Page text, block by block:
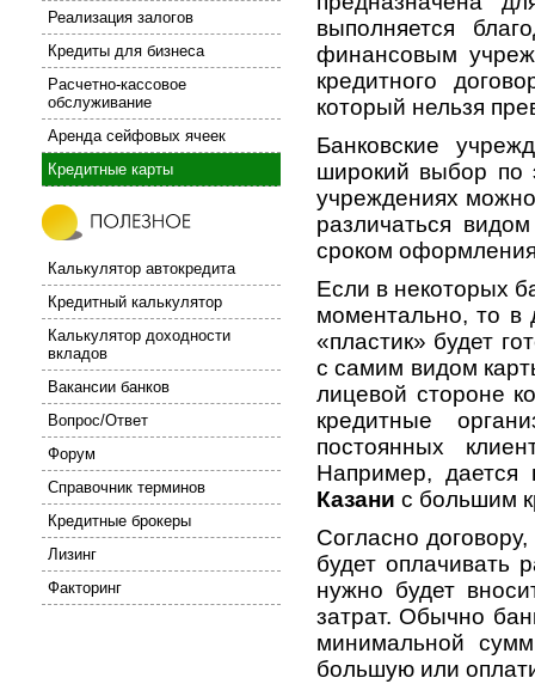
выполняется
финансовым
кредитного
который нельзя
Банковские
широкий выбор по
учреждениях
различаться
сроком
Если в некоторых
моментально, то в
«пластик» будет
с самим видом
лицевой стороне
кредитные
постоянных
Например,
Казани с большим
Согласно
будет оплачивать
нужно будет
затрат. Обычно
минимальной
большую или
Реализация залогов
Кредиты для бизнеса
Расчетно-кассовое
обслуживание
Аренда сейфовых ячеек
Кредитные карты
Калькулятор автокредита
Кредитный калькулятор
Калькулятор доходности
вкладов
Вакансии банков
Вопрос/Ответ
Форум
Справочник терминов
Кредитные брокеры
Лизинг
Факторинг